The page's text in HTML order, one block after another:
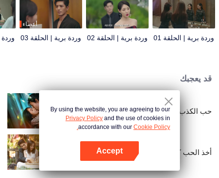
وردة برية | الحلقة 01 وردة برية | الحلقة 02
أعضاء
وردة برية | الحلقة 03 وردة
قد يعجبك
حب الكذب
أخذ الحب كعقد
By using the website, you are agreeing to our
Privacy Policy and the use of cookies in
accordance with our Cookie Policy.
Accept